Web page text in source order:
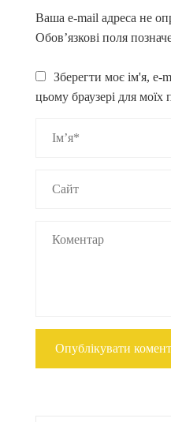
Ваша e-mail адреса не
Обов’язкові поля
Зберегти моє ім'я, e-
цьому браузері для